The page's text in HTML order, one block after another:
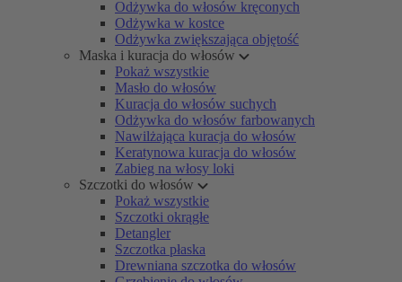
Odżywka do włosów kręconych
Odżywka w kostce
Odżywka zwiększająca objętość
Maska i kuracja do włosów
Pokaż wszystkie
Masło do włosów
Kuracja do włosów suchych
Odżywka do włosów farbowanych
Nawilżająca kuracja do włosów
Keratynowa kuracja do włosów
Zabieg na włosy loki
Szczotki do włosów
Pokaż wszystkie
Szczotki okrągłe
Detangler
Szczotka płaska
Drewniana szczotka do włosów